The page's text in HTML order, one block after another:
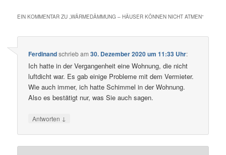
EIN KOMMENTAR ZU „WÄRMEDÄMMUNG – HÄUSER KÖNNEN NICHT ATMEN“
Ferdinandschriebam30. Dezember 2020 um 11:33 Uhr:
Ich hatte in der Vergangenheit eine Wohnung, die nicht
luftdicht war. Es gab einige Probleme mit dem Vermieter.
Wie auch immer, ich hatte Schimmel in der Wohnung.
Also es bestätigt nur, was Sie auch sagen.
Antworten ↓